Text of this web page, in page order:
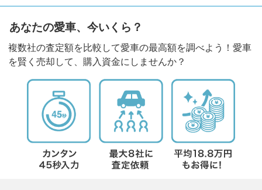
あなたの愛車、今いくら？
複数社の査定額を比較して愛車の最高額を調べよう！愛車
を賢く売却して、購入資金にしませんか？